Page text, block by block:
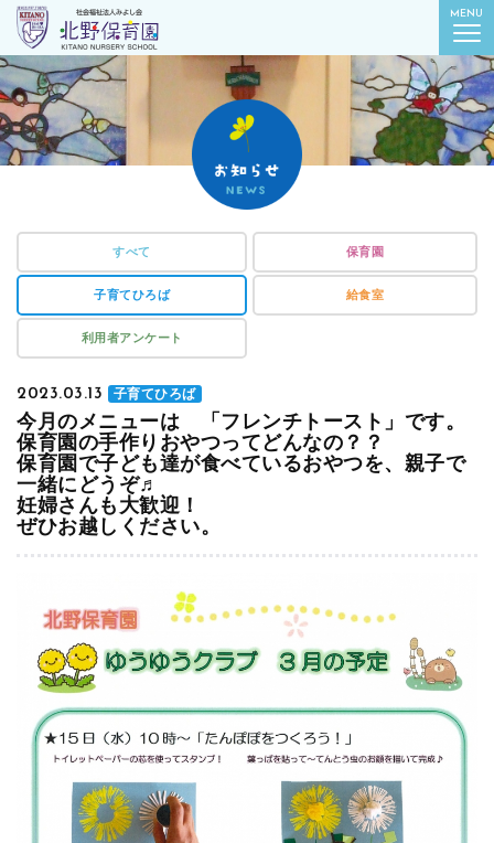
MENU
社会福祉法人みよし会
すべて 保育園
子育てひろば 給食室
利用者アンケート
2023.03.13 子育てひろば
今月のメニューは 「フレンチトースト」です。
保育園の手作りおやつってどんなの？？
保育園で子ども達が食べているおやつを、親子で
一緒にどうぞ♬
妊婦さんも大歓迎！
ぜひお越しください。